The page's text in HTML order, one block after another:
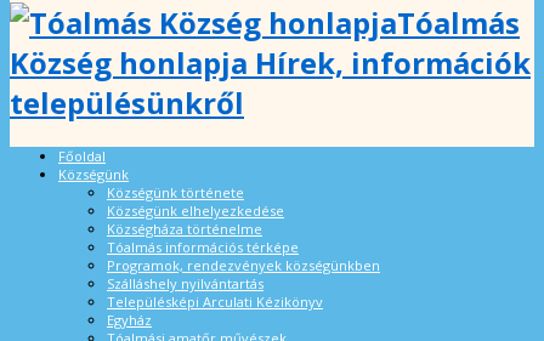
Tóalmás
Község honlapja Hírek, információk
településünkről
Főoldal
Községünk
Községünk története
Községünk elhelyezkedése
Községháza történelme
Tóalmás információs térképe
Programok, rendezvények községünkben
Szálláshely nyilvántartás
Településképi Arculati Kézikönyv
Egyház